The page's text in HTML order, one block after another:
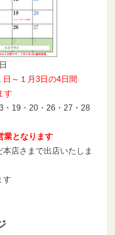
～１月3日の4日間
す
・19・20・26・27・28
業となります
店さまで出店いたしま
す